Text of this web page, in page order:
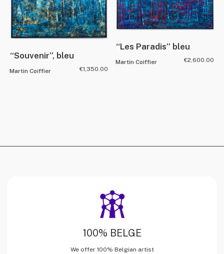
“Souvenir”, bleu
Martin Coiffier €1,350.00
“Les Paradis” bleu
Martin Coiffier €2,600.00
100% BELGE
We offer 100% Belgian artist